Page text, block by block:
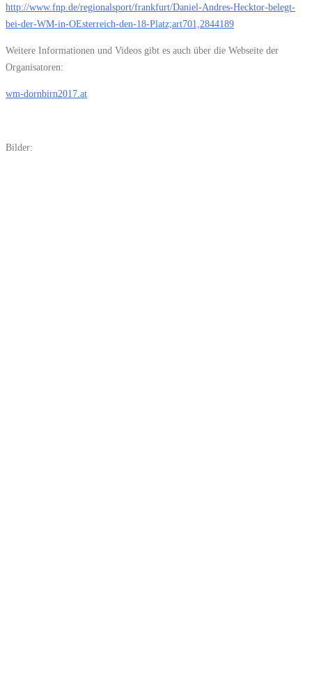
http://www.fnp.de/regionalsport/frankfurt/Daniel-Andres-Hecktor-belegt-
bei-der-WM-in-OEsterreich-den-18-Platz;art701,2844189
Weitere Informationen und Videos gibt es auch über die Webseite der
Organisatoren:
wm-dornbirn2017.at
Bilder: